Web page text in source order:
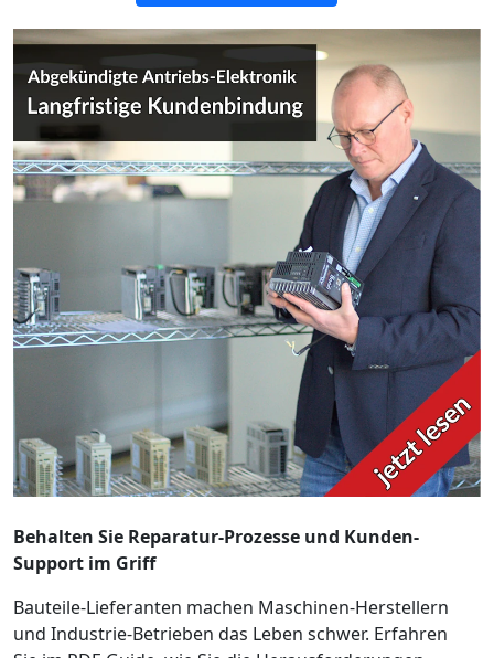
Behalten Sie Reparatur-Prozesse und Kunden-
Support im Griff
Bauteile-Lieferanten machen Maschinen-Herstellern
und Industrie-Betrieben das Leben schwer. Erfahren